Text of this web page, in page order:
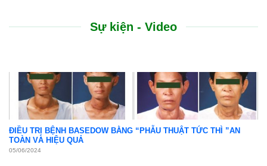
Sự kiện - Video
ĐIỀU TRỊ BỆNH BASEDOW BẰNG “PHẪU THUẬT TỨC THÌ ”AN
TOÀN VÀ HIỆU QUẢ
05/06/2024